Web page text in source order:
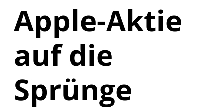
Apple-Aktie
auf die
Sprünge